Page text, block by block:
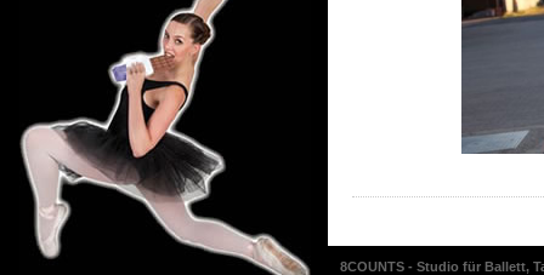
8COUNTS - Studio für Ballett,